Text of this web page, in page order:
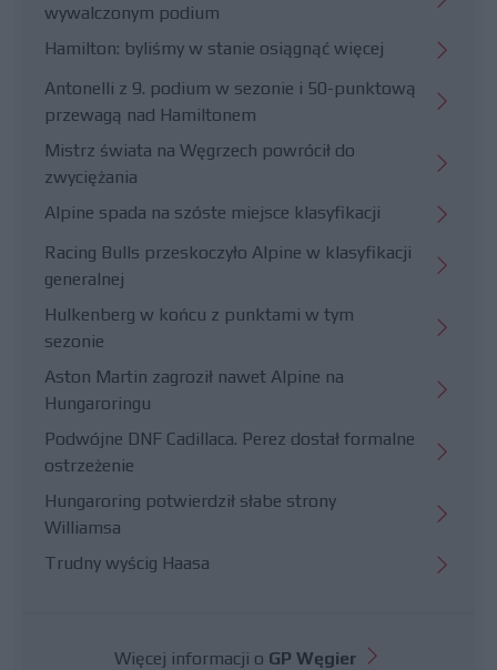
wywalczonym podium
Hamilton: byliśmy w stanie osiągnąć więcej
Antonelli z 9. podium w sezonie i 50-punktową
przewagą nad Hamiltonem
Mistrz świata na Węgrzech powrócił do
zwyciężania
Alpine spada na szóste miejsce klasyfikacji
Racing Bulls przeskoczyło Alpine w klasyfikacji
generalnej
Hulkenberg w końcu z punktami w tym
sezonie
Aston Martin zagroził nawet Alpine na
Hungaroringu
Podwójne DNF Cadillaca. Perez dostał formalne
ostrzeżenie
Hungaroring potwierdził słabe strony
Williamsa
Trudny wyścig Haasa
Więcej informacji o GP Węgier